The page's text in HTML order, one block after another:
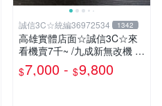
誠信3C☆統編36972534 1342
高雄實體店面☆誠信3C☆來
看機賣7千~ /九成新無改機 任
天堂 原廠 new 2DS LL 主機
可玩3DS DS 遊戲
$7,000 - $9,800